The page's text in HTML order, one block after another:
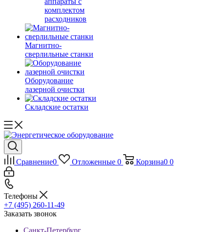
комплектом
расходников
Магнитно-
сверлильные станки
Оборудование
лазерной очистки
Складские остатки
Сравнение0 Отложенные 0 Корзина0 0
Телефоны
+7 (495) 260-11-49
Заказать звонок
Санкт-Петербург